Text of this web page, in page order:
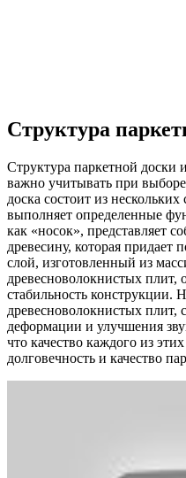
Структура
Структура паркетной доски
важно учитывать при
доска состоит из
выполняет определенные
как «носок», представляет
древесину, которая
слой, изготовленный из
древесноволокнистых плит,
стабильность
древесноволокнистых плит,
деформации и улучшения
что качество каждого из
долговечность и качество